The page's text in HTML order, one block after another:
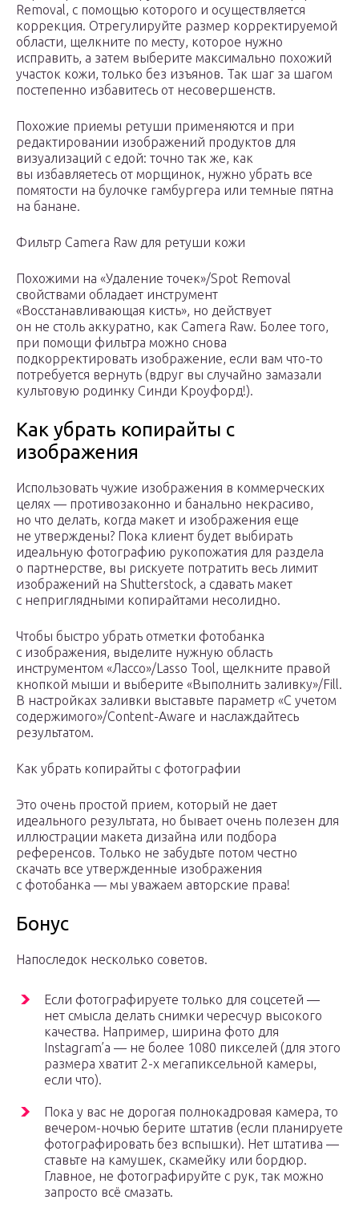
Removal, с помощью которого и осуществляется
коррекция. Отрегулируйте размер корректируемой
области, щелкните по месту, которое нужно
исправить, а затем выберите максимально похожий
участок кожи, только без изъянов. Так шаг за шагом
постепенно избавитесь от несовершенств.
Похожие приемы ретуши применяются и при
редактировании изображений продуктов для
визуализаций с едой: точно так же, как
вы избавляетесь от морщинок, нужно убрать все
помятости на булочке гамбургера или темные пятна
на банане.
Фильтр Camera Raw для ретуши кожи
Похожими на «Удаление точек»/Spot Removal
свойствами обладает инструмент
«Восстанавливающая кисть», но действует
он не столь аккуратно, как Camera Raw. Более того,
при помощи фильтра можно снова
подкорректировать изображение, если вам что-то
потребуется вернуть (вдруг вы случайно замазали
культовую родинку Синди Кроуфорд!).
Как убрать копирайты с
изображения
Использовать чужие изображения в коммерческих
целях — противозаконно и банально некрасиво,
но что делать, когда макет и изображения еще
не утверждены? Пока клиент будет выбирать
идеальную фотографию рукопожатия для раздела
о партнерстве, вы рискуете потратить весь лимит
изображений на Shutterstock, а сдавать макет
с неприглядными копирайтами несолидно.
Чтобы быстро убрать отметки фотобанка
с изображения, выделите нужную область
инструментом «Лассо»/Lasso Tool, щелкните правой
кнопкой мыши и выберите «Выполнить заливку»/Fill.
В настройках заливки выставьте параметр «С учетом
содержимого»/Content-Aware и наслаждайтесь
результатом.
Как убрать копирайты с фотографии
Это очень простой прием, который не дает
идеального результата, но бывает очень полезен для
иллюстрации макета дизайна или подбора
референсов. Только не забудьте потом честно
скачать все утвержденные изображения
с фотобанка — мы уважаем авторские права!
Бонус
Напоследок несколько советов.
Если фотографируете только для соцсетей —
нет смысла делать снимки чересчур высокого
качества. Например, ширина фото для
Instagram’а — не более 1080 пикселей (для этого
размера хватит 2-х мегапиксельной камеры,
если что).
Пока у вас не дорогая полнокадровая камера, то
вечером-ночью берите штатив (если планируете
фотографировать без вспышки). Нет штатива —
ставьте на камушек, скамейку или бордюр.
Главное, не фотографируйте с рук, так можно
запросто всё смазать.